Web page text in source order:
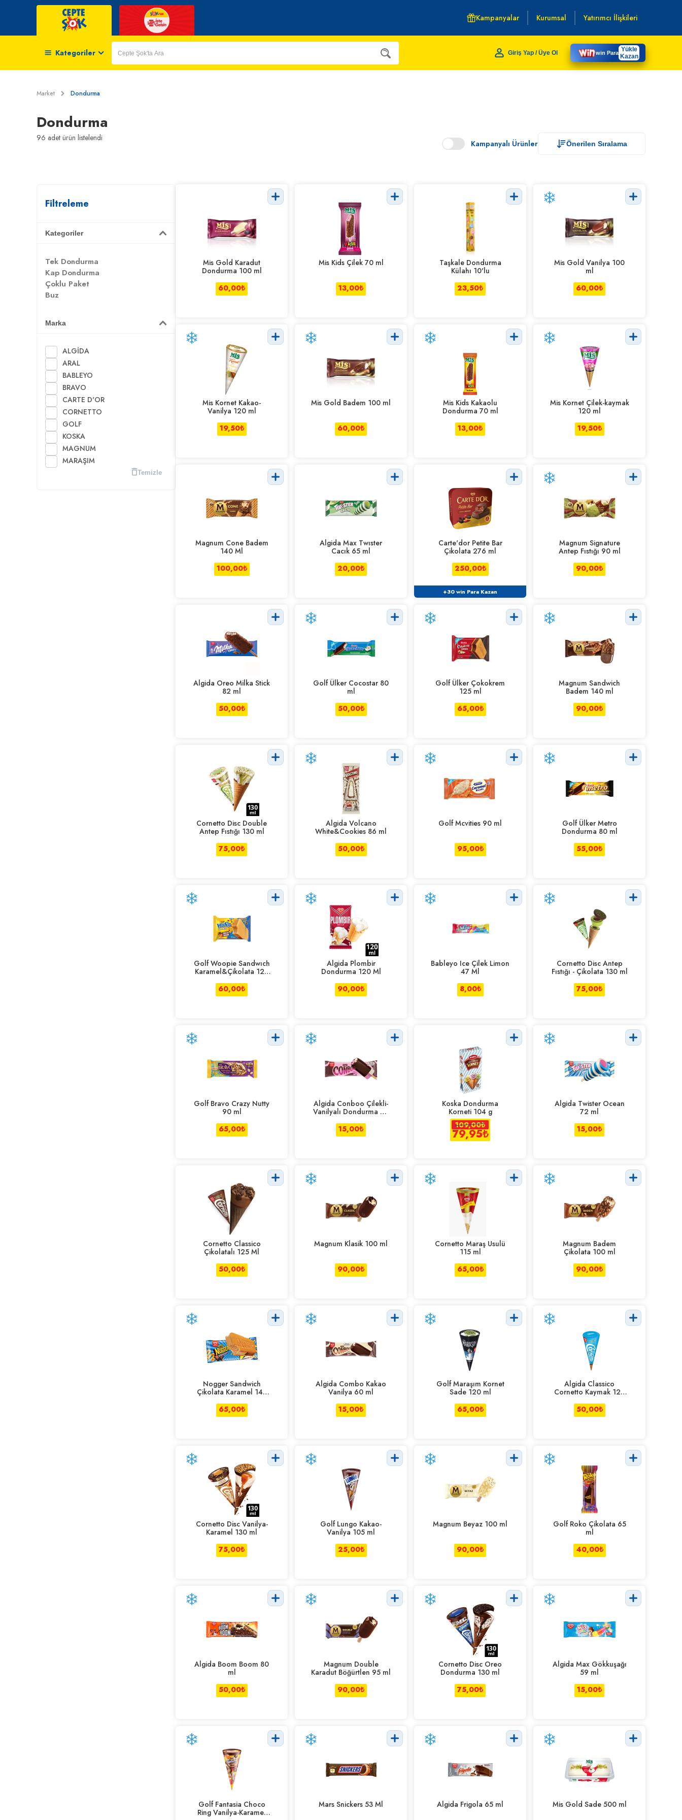
Kampanyalar Kurumsal Yatırımcı İlişkileri
Kategoriler Giriş Yap / Üye Ol win Para Yükle
Kazan
Market Dondurma
Dondurma
96 adet ürün listelendi
Kampanyalı Ürünler Önerilen Sıralama
Filtreleme
Kategoriler
Tek Dondurma
Kap Dondurma
Çoklu Paket
Buz
Marka
ALGİDA
ARAL
BABLEYO
BRAVO
CARTE D'OR
CORNETTO
GOLF
KOSKA
MAGNUM
MARAŞIM
Temizle
Mis Gold Karadut
Dondurma 100 ml
60,00₺
Mis Kids Çilek 70 ml
13,00₺
Taşkale Dondurma
Külahı 10'lu
23,50₺
Mis Gold Vanilya 100
ml
60,00₺
Mis Kornet Kakao-
Vanilya 120 ml
19,50₺
Mis Gold Badem 100 ml
60,00₺
Mis Kids Kakaolu
Dondurma 70 ml
13,00₺
Mis Kornet Çilek-kaymak
120 ml
19,50₺
Magnum Cone Badem
140 Ml
100,00₺
Algida Max Twıster
Cacık 65 ml
20,00₺
Carte'dor Petite Bar
Çikolata 276 ml
250,00₺
+30 win Para Kazan
Magnum Signature
Antep Fıstığı 90 ml
90,00₺
Algida Oreo Milka Stick
82 ml
50,00₺
Golf Ülker Cocostar 80
ml
50,00₺
Golf Ülker Çokokrem
125 ml
65,00₺
Magnum Sandwich
Badem 140 ml
90,00₺
Cornetto Disc Double
Antep Fıstığı 130 ml
75,00₺
Algida Volcano
White&Cookies 86 ml
50,00₺
Golf Mcvities 90 ml
95,00₺
Golf Ülker Metro
Dondurma 80 ml
55,00₺
Golf Woopie Sandwıch
Karamel&Çikolata 125
60,00₺
Algida Plombir
Dondurma 120 Ml
90,00₺
Bableyo Ice Çilek Limon
47 Ml
8,00₺
Cornetto Disc Antep
Fıstığı - Çikolata 130 ml
75,00₺
Golf Bravo Crazy Nutty
90 ml
65,00₺
Algida Conboo Çilekli-
Vanilyalı Dondurma 60
15,00₺
Koska Dondurma
Korneti 104 g
109,00₺
79,95₺
Algida Twister Ocean
72 ml
15,00₺
Cornetto Classico
Çikolatalı 125 Ml
50,00₺
Magnum Klasik 100 ml
90,00₺
Cornetto Maraş Usulü
115 ml
65,00₺
Magnum Badem
Çikolata 100 ml
90,00₺
Nogger Sandwich
Çikolata Karamel 145
65,00₺
Algida Combo Kakao
Vanilya 60 ml
15,00₺
Golf Maraşım Kornet
Sade 120 ml
65,00₺
Algida Classico
Cornetto Kaymak 125
50,00₺
Cornetto Disc Vanilya-
Karamel 130 ml
75,00₺
Golf Lungo Kakao-
Vanilya 105 ml
25,00₺
Magnum Beyaz 100 ml
90,00₺
Golf Roko Çikolata 65
ml
40,00₺
Algida Boom Boom 80
ml
50,00₺
Magnum Double
Karadut Böğürtlen 95 ml
90,00₺
Cornetto Disc Oreo
Dondurma 130 ml
75,00₺
Algida Max Gökkuşağı
59 ml
15,00₺
Golf Fantasia Choco
Ring Vanilya-Karamel
Mars Snickers 53 Ml Algida Frigola 65 ml Mis Gold Sade 500 ml